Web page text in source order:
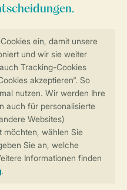
Privatsphäre
und Einstellungen
Buchung